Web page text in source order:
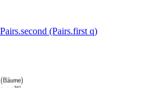
(Pairs.first q)